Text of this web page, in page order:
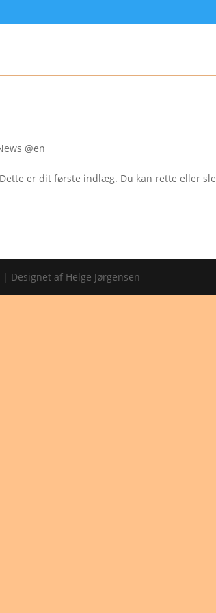
@en
er dit første indlæg. Du kan rette eller
Designet af Helge Jørgensen